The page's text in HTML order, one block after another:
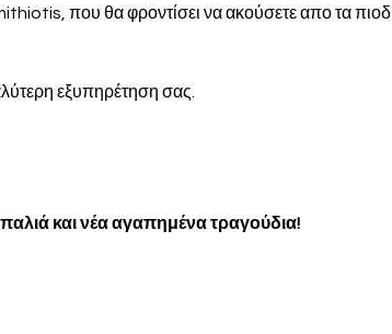
που θα φροντίσει να ακούσετε απο τα
εξυπηρέτηση σας.
και νέα αγαπημένα τραγούδια!